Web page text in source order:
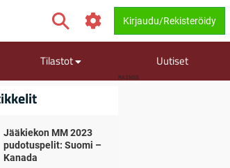
Kirjaudu/Rekisteröidy
Tilastot Uutiset
MAINOS
Jääkiekon MM 2023
pudotuspelit: Suomi –
Kanada